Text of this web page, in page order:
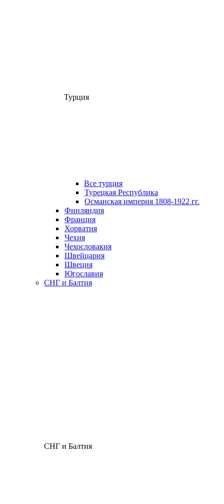
Турция
Все турция
Турецкая Республика
Османская империя 1808-1922 гг.
Финляндия
Франция
Хорватия
Чехия
Чехословакия
Швейцария
Швеция
Югославия
СНГ и Балтия
СНГ и Балтия